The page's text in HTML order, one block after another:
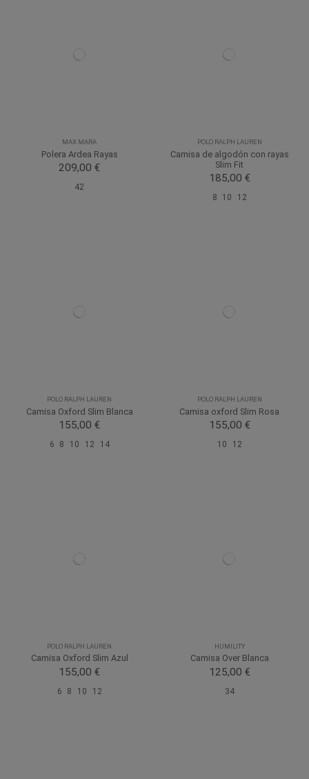
MAX MARA
Polera Ardea Rayas
209,00 €
42
POLO RALPH LAUREN
Camisa de algodón con rayas
Slim Fit
185,00 €
8 10 12
POLO RALPH LAUREN
Camisa Oxford Slim Blanca
155,00 €
6 8 10 12 14
POLO RALPH LAUREN
Camisa oxford Slim Rosa
155,00 €
10 12
POLO RALPH LAUREN
Camisa Oxford Slim Azul
155,00 €
6 8 10 12
HUMILITY
Camisa Over Blanca
125,00 €
34